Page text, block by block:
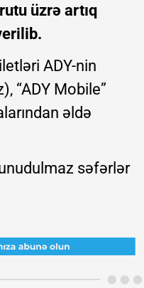
üzrə artıq
ADY-nin
“ADY Mobile”
əldə
səfərlər